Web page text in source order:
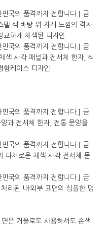
은 거울로도 사용하셔도 손색